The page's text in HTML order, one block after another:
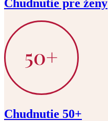
Chudnutie pre ženy
Chudnutie 50+